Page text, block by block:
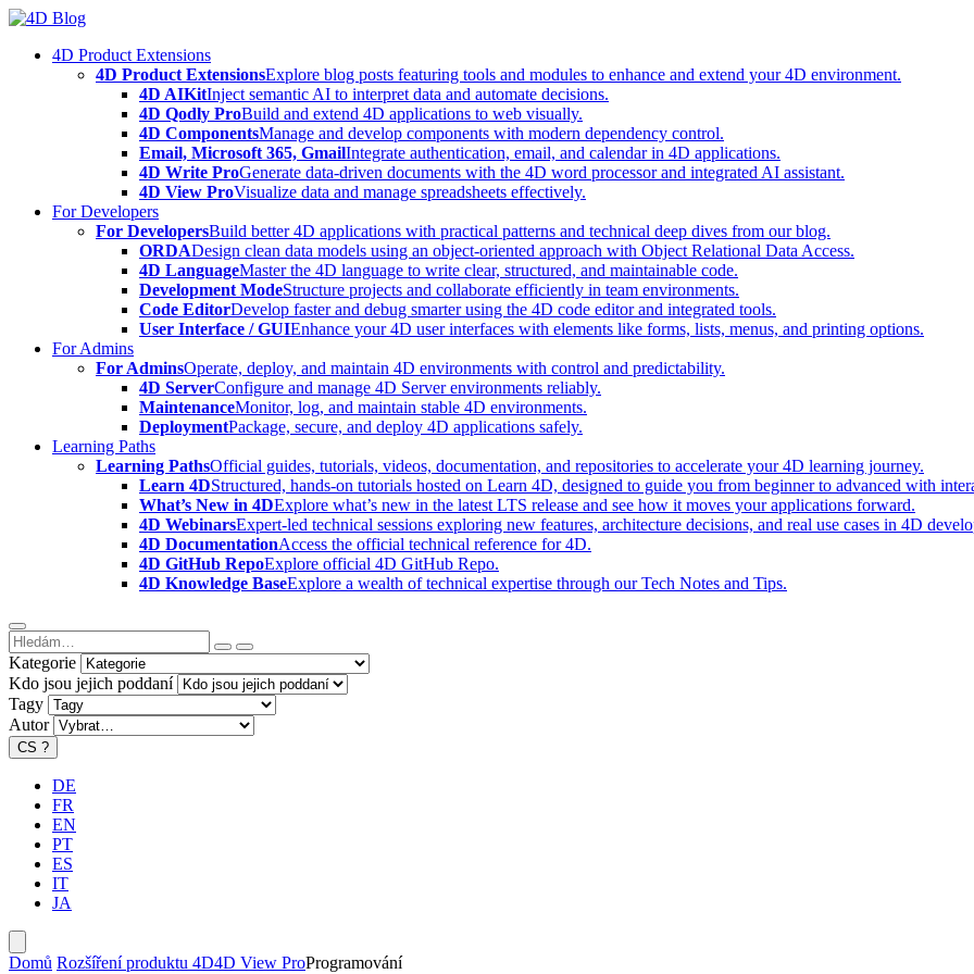
Skip
content4D Product Extensions
4D Product ExtensionsExplore blog posts featuring tools and modules to enhance and extend your 4D environment.
4D AIKitInject semantic AI to interpret data and automate decisions.
4D Qodly ProBuild and extend 4D applications to web visually.
4D ComponentsManage and develop components with modern dependency control.
Email, Microsoft 365, GmailIntegrate authentication, email, and calendar in 4D applications.
4D Write ProGenerate data-driven documents with the 4D word processor and integrated AI assistant.
4D View ProVisualize data and manage spreadsheets effectively.
For Developers
For DevelopersBuild better 4D applications with practical patterns and technical deep dives from our blog.
ORDADesign clean data models using an object-oriented approach with Object Relational Data Access.
4D LanguageMaster the 4D language to write clear, structured, and maintainable code.
Development ModeStructure projects and collaborate efficiently in team environments.
Code EditorDevelop faster and debug smarter using the 4D code editor and integrated tools.
User Interface / GUIEnhance your 4D user interfaces with elements like forms, lists, menus, and printing options.
For Admins
For AdminsOperate, deploy, and maintain 4D environments with control and predictability.
4D ServerConfigure and manage 4D Server environments reliably.
MaintenanceMonitor, log, and maintain stable 4D environments.
DeploymentPackage, secure, and deploy 4D applications safely.
Learning Paths
Learning PathsOfficial guides, tutorials, videos, documentation, and repositories to accelerate your 4D learning journey.
Learn 4DStructured, hands-on tutorials hosted on Learn 4D, designed to guide you from beginner to advanced with
What’s New in 4DExplore what’s new in the latest LTS release and see how it moves your applications forward.
4D WebinarsExpert-led technical sessions exploring new features, architecture decisions, and real use cases in 4D
4D DocumentationAccess the official technical reference for 4D.
4D GitHub RepoExplore official 4D GitHub Repo.
4D Knowledge BaseExplore a wealth of technical expertise through our Tech Notes and Tips.
Kategorie
Kdo jsou jejich poddaní
Tagy
Autor
CS ?
DE
FR
EN
PT
ES
IT
JA
Domů Rozšíření produktu 4D4D View ProProgramování